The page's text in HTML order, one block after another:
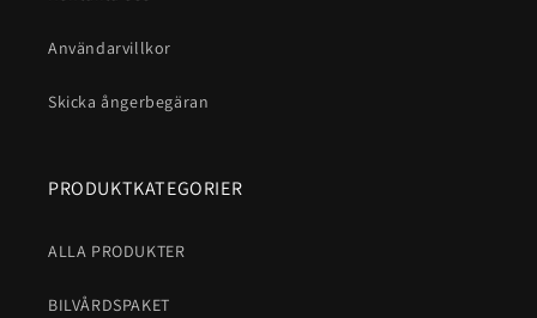
Användarvillkor
Skicka ångerbegäran
PRODUKTKATEGORIER
ALLA PRODUKTER
BILVÅRDSPAKET